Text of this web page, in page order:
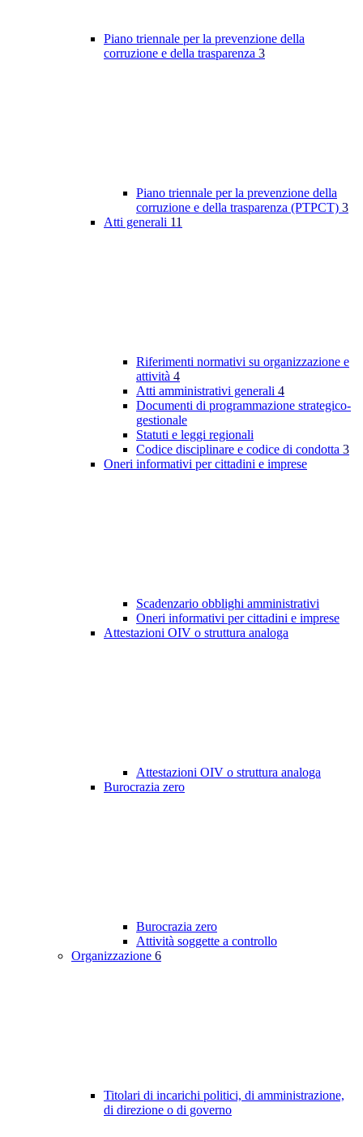
Piano triennale per la prevenzione della
corruzione e della trasparenza 3
Piano triennale per la prevenzione della
corruzione e della trasparenza (PTPCT) 3
Atti generali 11
Riferimenti normativi su organizzazione e
attività 4
Atti amministrativi generali 4
Documenti di programmazione strategico-
gestionale
Statuti e leggi regionali
Codice disciplinare e codice di condotta 3
Oneri informativi per cittadini e imprese
Scadenzario obblighi amministrativi
Oneri informativi per cittadini e imprese
Attestazioni OIV o struttura analoga
Attestazioni OIV o struttura analoga
Burocrazia zero
Burocrazia zero
Attività soggette a controllo
Organizzazione 6
Titolari di incarichi politici, di amministrazione,
di direzione o di governo